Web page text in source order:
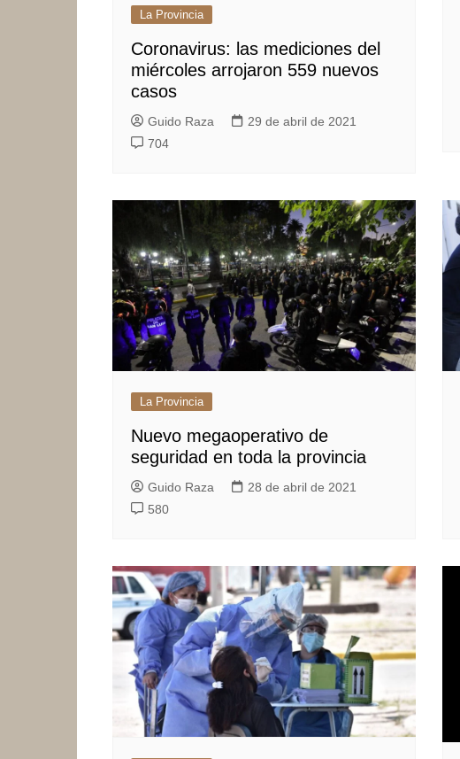
La Provincia
Coronavirus: las mediciones del
miércoles arrojaron 559 nuevos
casos
Guido Raza
29 de abril de 2021
704
La Provincia
Nuevo megaoperativo de
seguridad en toda la provincia
Guido Raza
28 de abril de 2021
580